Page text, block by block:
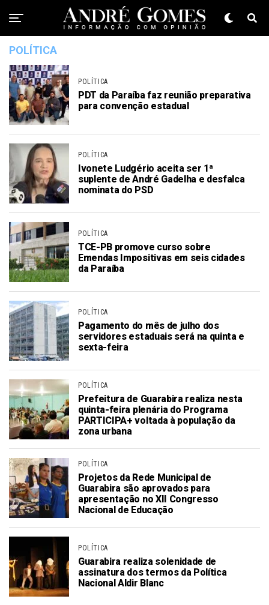
POLÍTICA
POLÍTICA
PDT da Paraíba faz reunião preparativa
para convenção estadual
POLÍTICA
Ivonete Ludgério aceita ser 1ª
suplente de André Gadelha e desfalca
nominata do PSD
POLÍTICA
TCE-PB promove curso sobre
Emendas Impositivas em seis cidades
da Paraíba
POLÍTICA
Pagamento do mês de julho dos
servidores estaduais será na quinta e
sexta-feira
POLÍTICA
Prefeitura de Guarabira realiza nesta
quinta-feira plenária do Programa
PARTICIPA+ voltada à população da
zona urbana
POLÍTICA
Projetos da Rede Municipal de
Guarabira são aprovados para
apresentação no XII Congresso
Nacional de Educação
POLÍTICA
Guarabira realiza solenidade de
assinatura dos termos da Política
Nacional Aldir Blanc